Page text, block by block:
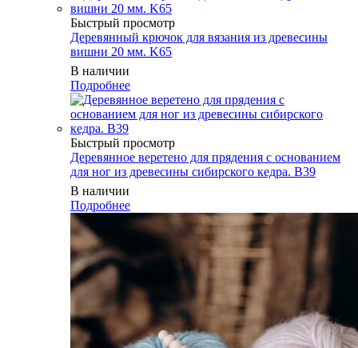
Быстрый просмотр
Деревянный крючок для вязания из древесины
вишни 20 мм. K65
В наличии
Подробнее
Быстрый просмотр
Деревянное веретено для прядения с основанием
для ног из древесины сибирского кедра. B39
В наличии
Подробнее